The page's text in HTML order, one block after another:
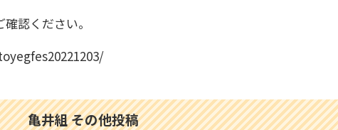
認ください。
亀井組 その他投稿